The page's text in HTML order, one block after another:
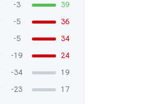
-3
39
-5
36
-5
34
-19
24
-34
19
-23 17